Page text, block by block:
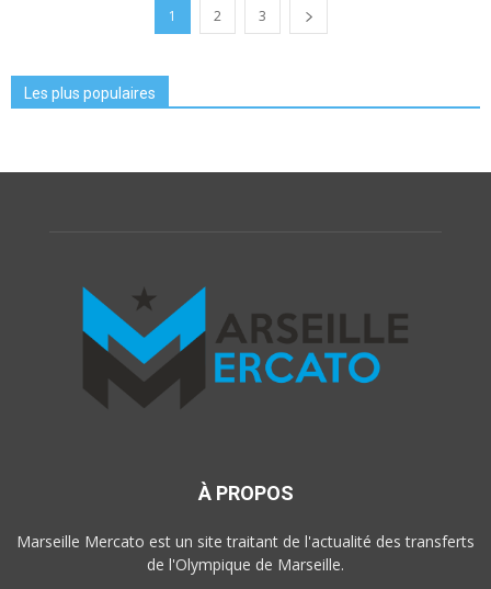
1 2 3
Les plus populaires
À PROPOS
Marseille Mercato est un site traitant de l'actualité des transferts
de l'Olympique de Marseille.